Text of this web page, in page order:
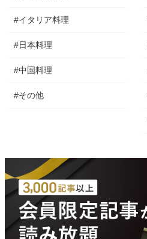
#イタリア料理
#日本料理
#中国料理
#その他